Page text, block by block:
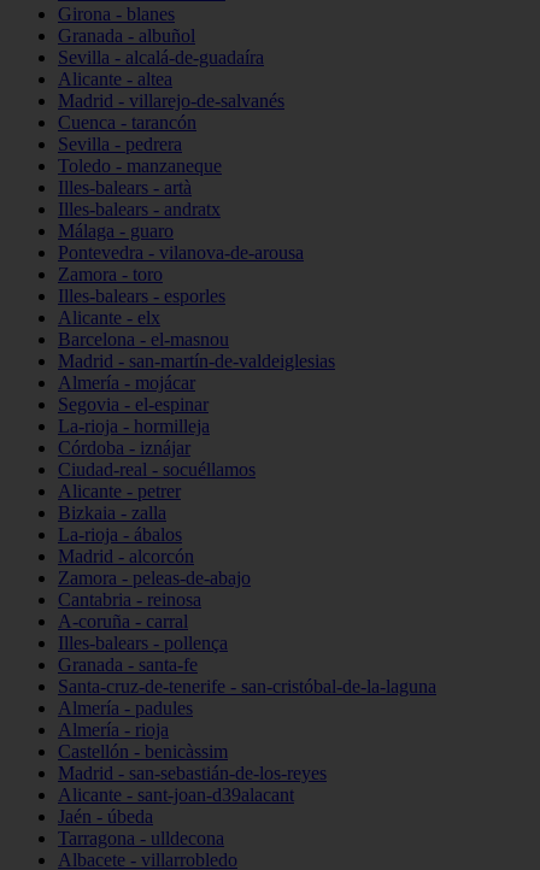
Girona - blanes
Granada - albuñol
Sevilla - alcalá-de-guadaíra
Alicante - altea
Madrid - villarejo-de-salvanés
Cuenca - tarancón
Sevilla - pedrera
Toledo - manzaneque
Illes-balears - artà
Illes-balears - andratx
Málaga - guaro
Pontevedra - vilanova-de-arousa
Zamora - toro
Illes-balears - esporles
Alicante - elx
Barcelona - el-masnou
Madrid - san-martín-de-valdeiglesias
Almería - mojácar
Segovia - el-espinar
La-rioja - hormilleja
Córdoba - iznájar
Ciudad-real - socuéllamos
Alicante - petrer
Bizkaia - zalla
La-rioja - ábalos
Madrid - alcorcón
Zamora - peleas-de-abajo
Cantabria - reinosa
A-coruña - carral
Illes-balears - pollença
Granada - santa-fe
Santa-cruz-de-tenerife - san-cristóbal-de-la-laguna
Almería - padules
Almería - rioja
Castellón - benicàssim
Madrid - san-sebastián-de-los-reyes
Alicante - sant-joan-d39alacant
Jaén - úbeda
Tarragona - ulldecona
Albacete - villarrobledo